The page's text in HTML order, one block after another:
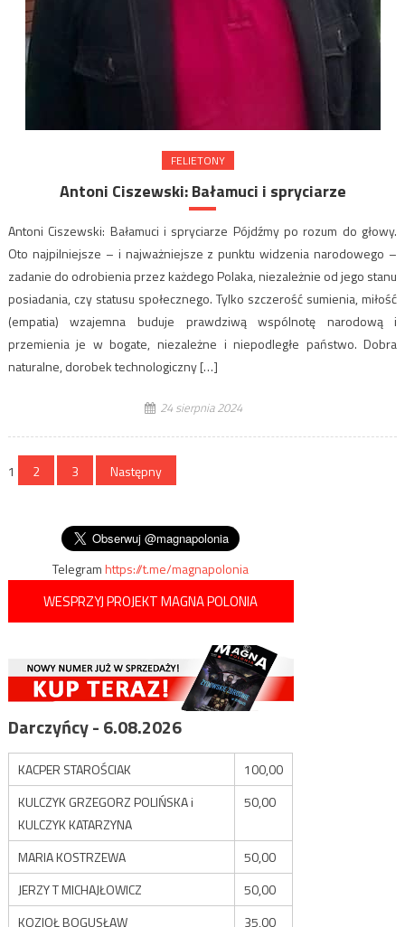
FELIETONY
Antoni Ciszewski: Bałamuci i spryciarze
Antoni Ciszewski: Bałamuci i spryciarze Pójdźmy po rozum do głowy.
Oto najpilniejsze – i najważniejsze z punktu widzenia narodowego –
zadanie do odrobienia przez każdego Polaka, niezależnie od jego stanu
posiadania, czy statusu społecznego. Tylko szczerość sumienia, miłość
(empatia) wzajemna buduje prawdziwą wspólnotę narodową i
przemienia je w bogate, niezależne i niepodległe państwo. Dobra
naturalne, dorobek technologiczny […]
24 sierpnia 2024
Stronicowanie
1 2 3 Następny
Telegramhttps://t.me/magnapolonia
WESPRZYJ PROJEKT MAGNA POLONIA
Darczyńcy - 6.08.2026
KACPER STAROŚCIAK
100,00
KULCZYK GRZEGORZ POLIŃSKA i
KULCZYK KATARZYNA
50,00
MARIA KOSTRZEWA
50,00
JERZY T MICHAJŁOWICZ
50,00
KOZIOŁ BOGUSŁAW
35,00